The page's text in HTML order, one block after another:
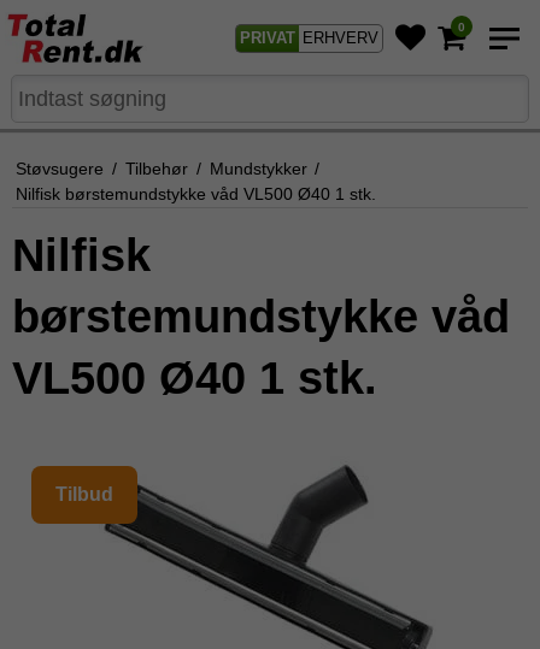
PRIVAT ERHVERV
0
Støvsugere / Tilbehør / Mundstykker /
Nilfisk børstemundstykke våd VL500 Ø40 1 stk.
Nilfisk
børstemundstykke våd
VL500 Ø40 1 stk.
Tilbud